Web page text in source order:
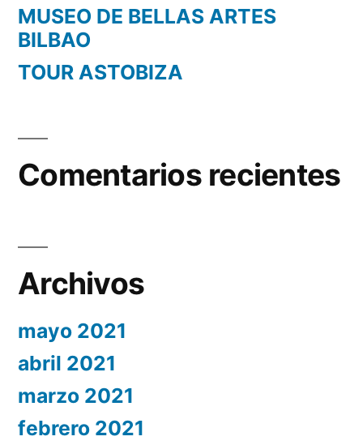
MUSEO DE BELLAS ARTES
BILBAO
TOUR ASTOBIZA
Comentarios recientes
Archivos
mayo 2021
abril 2021
marzo 2021
febrero 2021